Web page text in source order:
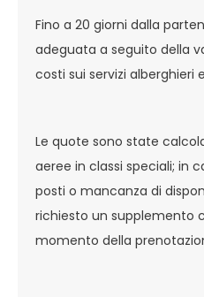
Fino a 20 giorni dalla
adeguata a seguito della
costi sui servizi alberghieri
Le quote sono state
aeree in classi speciali; in
posti o mancanza di
richiesto un supplemento
momento della